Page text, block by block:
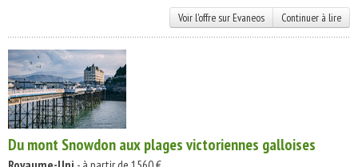
Voir l'offre sur Evaneos Continuer à lire
Du mont Snowdon aux plages victoriennes galloises